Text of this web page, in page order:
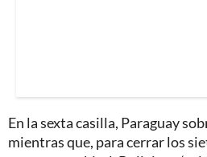
En la sexta casilla, Paraguay
mientras que, para cerrar los